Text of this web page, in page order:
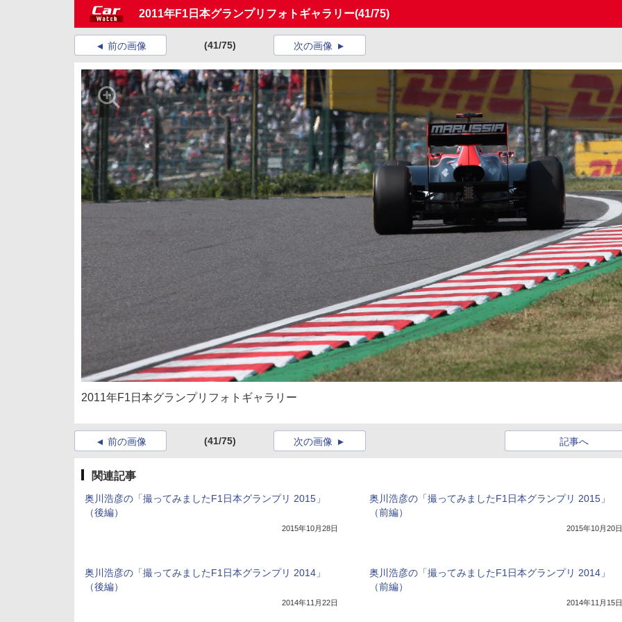
2011年F1日本グランプリフォトギャラリー(41/75)
前の画像 (41/75) 次の画像
2011年F1日本グランプリフォトギャラリー
前の画像 (41/75) 記事へ
次の画像
関連記事
奥川浩彦の「撮ってみましたF1日本グランプリ 2015」
（後編）
2015年10月28日
奥川浩彦の「撮ってみましたF1日本グランプリ 2015」
（前編）
2015年10月20日
奥川浩彦の「撮ってみましたF1日本グランプリ 2014」
（後編）
2014年11月22日
奥川浩彦の「撮ってみましたF1日本グランプリ 2014」
（前編）
2014年11月15日